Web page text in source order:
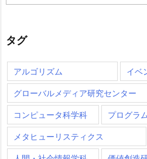
タグ
アルゴリズム イベ
グローバルメディア研究センター
コンピュータ科学科 プログラ
メタヒューリスティクス